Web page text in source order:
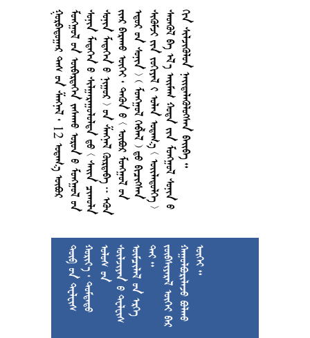
     12                                                               

































































  






































 